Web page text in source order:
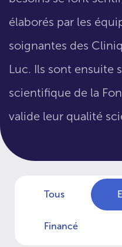
élaborés par les
soignantes des
Luc. Ils sont ensuite
scientifique de la
valide leur qualité
Tous
Financé